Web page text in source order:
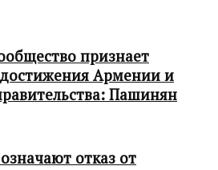
признает
Армении и
Пашинян
отказ от